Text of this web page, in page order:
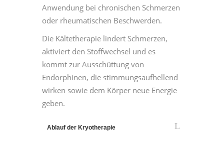
Anwendung bei chronischen Schmerzen
oder rheumatischen Beschwerden.
Die Kältetherapie lindert Schmerzen,
aktiviert den Stoffwechsel und es
kommt zur Ausschüttung von
Endorphinen, die stimmungsaufhellend
wirken sowie dem Körper neue Energie
geben.
Ablauf der Kryotherapie